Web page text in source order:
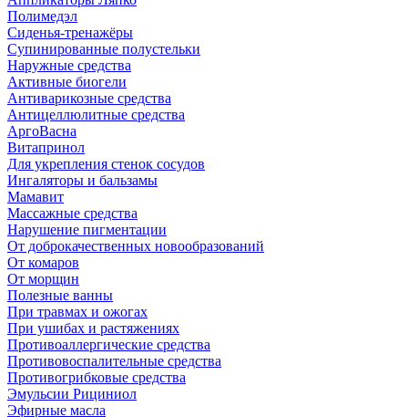
Полимедэл
Сиденья-тренажёры
Супинированные полустельки
Наружные средства
Активные биогели
Антиварикозные средства
Антицеллюлитные средства
АргоВасна
Витапринол
Для укрепления стенок сосудов
Ингаляторы и бальзамы
Мамавит
Массажные средства
Нарушение пигментации
От доброкачественных новообразований
От комаров
От морщин
Полезные ванны
При травмах и ожогах
При ушибах и растяжениях
Противоаллергические средства
Противовоспалительные средства
Противогрибковые средства
Эмульсии Рициниол
Эфирные масла